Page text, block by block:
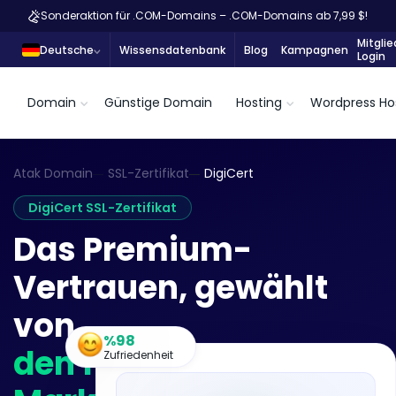
Sonderaktion für .COM-Domains – .COM-Domains ab 7,99 $!
Deutsche Wissensdatenbank Blog Kampagnen
Login
Domain Günstige Domain Hosting Wordpress
Atak Domain SSL-Zertifikat
DigiCert
DigiCert SSL-Zertifikat
Das Premium-
Vertrauen, gewählt
von
den führenden
%98
Zufriedenheit